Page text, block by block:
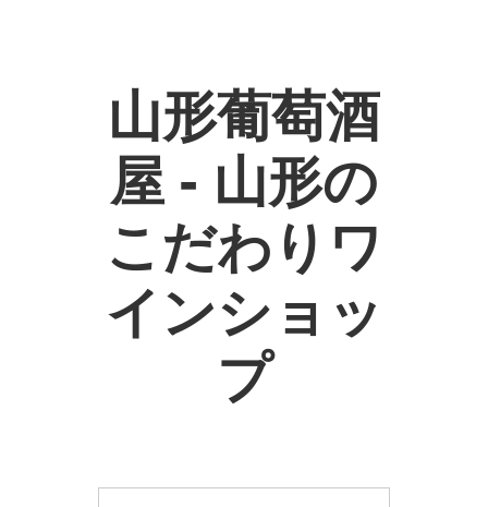
山形葡萄酒
屋 - 山形の
こだわりワ
インショッ
プ